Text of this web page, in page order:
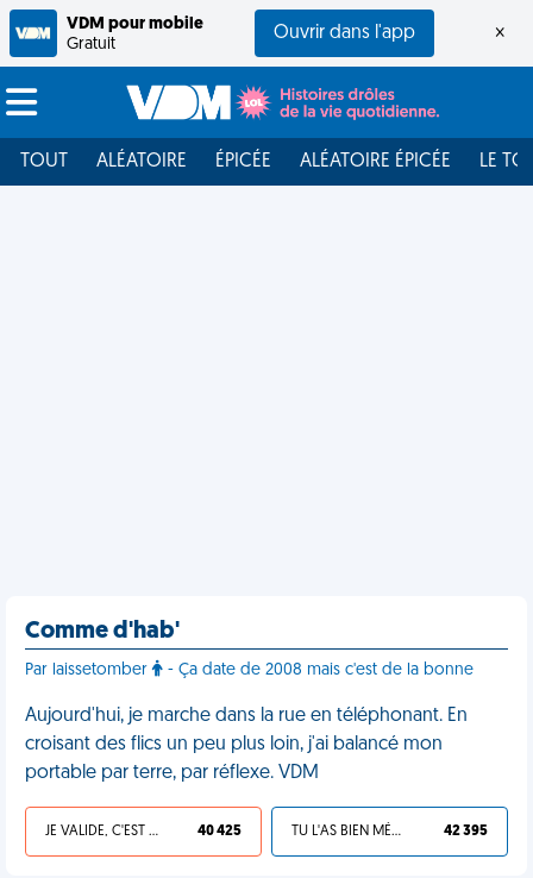
VDM pour mobile
Gratuit
Ouvrir dans l'app ×
TOUT ALÉATOIRE ÉPICÉE ALÉATOIRE ÉPICÉE LE
Comme d'hab'
Par laissetomber - Ça date de 2008 mais c'est de la bonne
Aujourd'hui, je marche dans la rue en téléphonant. En
croisant des flics un peu plus loin, j'ai balancé mon
portable par terre, par réflexe. VDM
JE VALIDE, C'EST UNE VDM 40 425 TU L'AS BIEN MÉRITÉ 42 395